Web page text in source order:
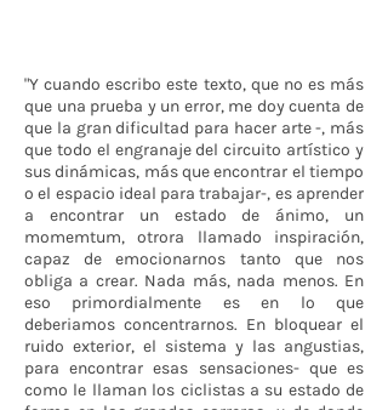
"Y cuando escribo este texto, que no es más
que una prueba y un error, me doy cuenta de
que la gran dificultad para hacer arte -, más
que todo el engranaje del circuito artístico y
sus dinámicas, más que encontrar el tiempo
o el espacio ideal para trabajar-, es aprender
a encontrar un estado de ánimo, un
momemtum, otrora llamado inspiración,
capaz de emocionarnos tanto que nos
obliga a crear. Nada más, nada menos. En
eso primordialmente es en lo que
deberiamos concentrarnos. En bloquear el
ruido exterior, el sistema y las angustias,
para encontrar esas sensaciones- que es
como le llaman los ciclistas a su estado de